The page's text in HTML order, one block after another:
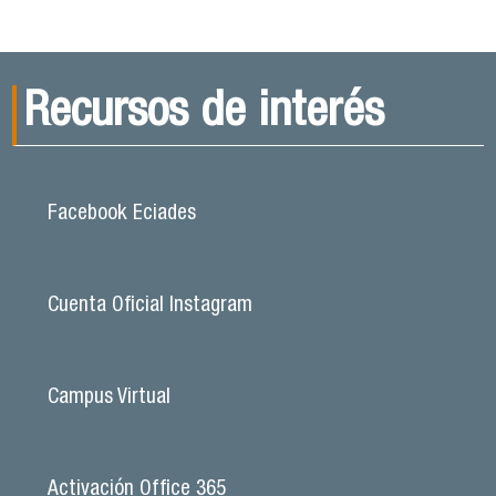
Recursos de interés
Facebook Eciades
Cuenta Oficial Instagram
Campus Virtual
Activación Office 365